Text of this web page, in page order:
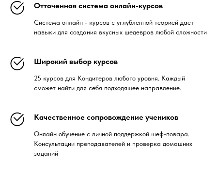
Отточенная система онлайн-курсов
Система онлайн - курсов с углубленной теорией дает
навыки для создания вкусных шедевров любой сложности
Широкий выбор курсов
25 курсов для Кондитеров любого уровня. Каждый
сможет найти для себя подходящее направление.
Качественное сопровождение учеников
Онлайн обучение с личной поддержкой шеф-повара.
Консультации преподавателей и проверка домашних
заданий